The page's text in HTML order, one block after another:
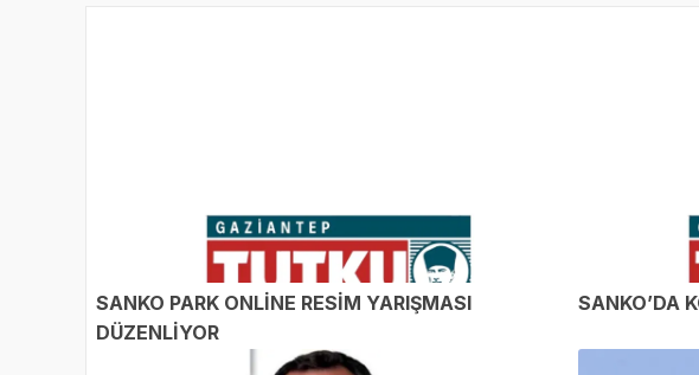
SANKO PARK ONLİNE RESİM YARIŞMASI
DÜZENLİYOR
SANKO’DA